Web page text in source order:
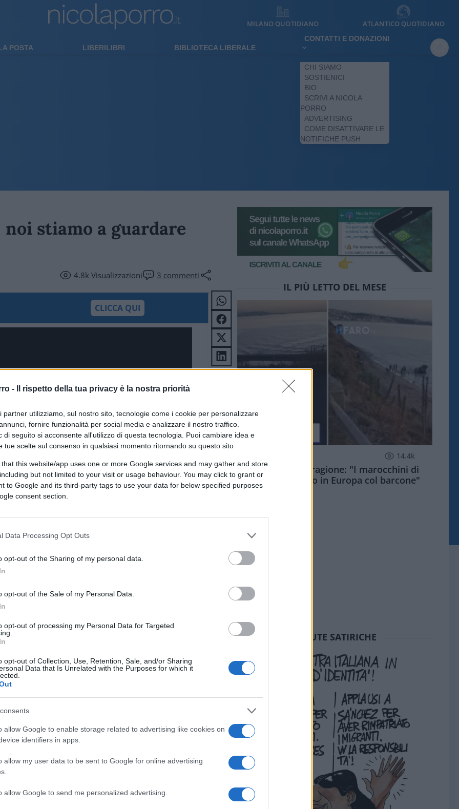
- Il rispetto della tua privacy è la nostra priorità
partner utilizziamo, sul nostro sito, tecnologie come i cookie per personalizzare
fornire funzionalità per social media e analizzare il nostro traffico.
di seguito si acconsente all'utilizzo di questa tecnologia. Puoi cambiare idea e
tue scelte sul consenso in qualsiasi momento ritornando su questo sito
that this website/app uses one or more Google services and may gather and store
but not limited to your visit or usage behaviour. You may click to grant or
to Google and its third-party tags to use your data for below specified purposes
consent section.
Data Processing Opt Outs
opt-out of the Sharing of my personal data.
opt-out of the Sale of my Personal Data.
opt-out of processing my Personal Data for Targeted
opt-out of Collection, Use, Retention, Sale, and/or Sharing
Data that Is Unrelated with the Purposes for which it
allow Google to enable storage related to advertising like cookies on
identifiers in apps.
allow my user data to be sent to Google for online advertising
allow Google to send me personalized advertising.
MILANO QUOTIDIANO ATLANTICO QUOTIDIANO
POSTA LIBERILIBRI BIBLIOTECA LIBERALE
CONTATTI E DONAZIONI
CHI SIAMO
SOSTIENICI
BIO
SCRIVI A NICOLA
PORRO
ADVERTISING
COME DISATTIVARE LE
NOTIFICHE PUSH
stiamo a guardare
4.8kVisualizzazioni 3 commenti
CLICCA QUI
E non poteva essere
sul fronte. EDanilo Toninelli
Fatto Quotidiano pensa che l’incontro
racconta come i francesi abbiano
europei.
gridarono allo scandalo: il giudice dà
se ne accorge.
su come fare le interviste. Il Corriere
IL PIÙ LETTO DEL MESE
14.4k
Meloni aveva ragione: "I marocchini di
Ceuta sbarcano in Europa col barcone"
SEDUTE SATIRICHE